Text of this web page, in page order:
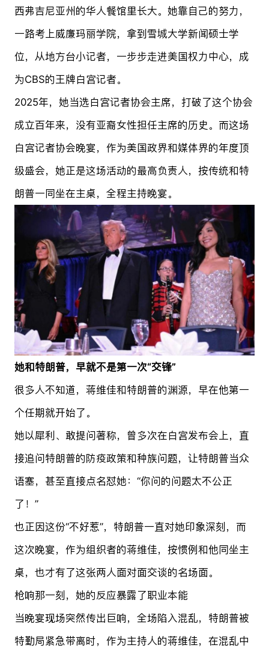
西弗吉尼亚州的华人餐馆里长大。她靠自己的努力，
一路考上威廉玛丽学院，拿到雪城大学新闻硕士学
位，从地方台小记者，一步步走进美国权力中心，成
为CBS的王牌白宫记者。
2025年，她当选白宫记者协会主席，打破了这个协会
成立百年来，没有亚裔女性担任主席的历史。而这场
白宫记者协会晚宴，作为美国政界和媒体界的年度顶
级盛会，她正是这场活动的最高负责人，按传统和特
朗普一同坐在主桌，全程主持晚宴。
她和特朗普，早就不是第一次“交锋”
很多人不知道，蒋维佳和特朗普的渊源，早在他第一
个任期就开始了。
她以犀利、敢提问著称，曾多次在白宫发布会上，直
接追问特朗普的防疫政策和种族问题，让特朗普当众
语塞，甚至直接点名怼她：“你问的问题太不公正
了！”
也正因这份“不好惹”，特朗普一直对她印象深刻，而
这次晚宴，作为组织者的蒋维佳，按惯例和他同坐主
桌，也才有了这张两人面对面交谈的名场面。
枪响那一刻，她的反应暴露了职业本能
当晚宴现场突然传出巨响，全场陷入混乱，特朗普被
特勤局紧急带离时，作为主持人的蒋维佳，在混乱中